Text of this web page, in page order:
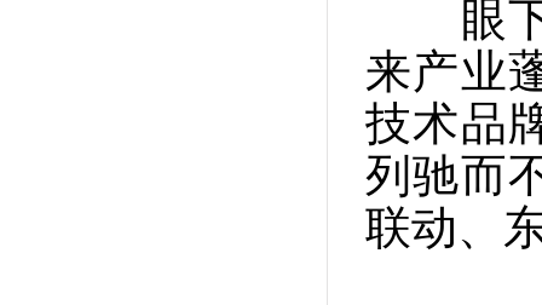
眼下
来产业
技术品
列驰而
联动、